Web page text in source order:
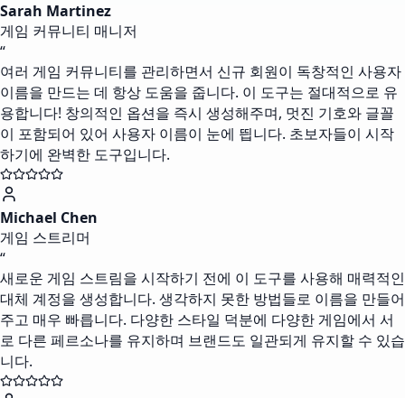
Sarah Martinez
게임 커뮤니티 매니저
“
여러 게임 커뮤니티를 관리하면서 신규 회원이 독창적인 사용자
이름을 만드는 데 항상 도움을 줍니다. 이 도구는 절대적으로 유
용합니다! 창의적인 옵션을 즉시 생성해주며, 멋진 기호와 글꼴
이 포함되어 있어 사용자 이름이 눈에 띕니다. 초보자들이 시작
하기에 완벽한 도구입니다.
Michael Chen
게임 스트리머
“
새로운 게임 스트림을 시작하기 전에 이 도구를 사용해 매력적인
대체 계정을 생성합니다. 생각하지 못한 방법들로 이름을 만들어
주고 매우 빠릅니다. 다양한 스타일 덕분에 다양한 게임에서 서
로 다른 페르소나를 유지하며 브랜드도 일관되게 유지할 수 있습
니다.